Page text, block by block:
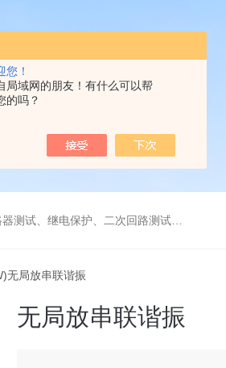
您！
局域网的朋友！有什么可以帮
的吗？
试、继电保护、二次回路测试、电
无局放串联谐振
无局放串联谐振